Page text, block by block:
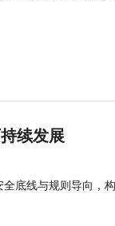
续发展
底线与规则导向，